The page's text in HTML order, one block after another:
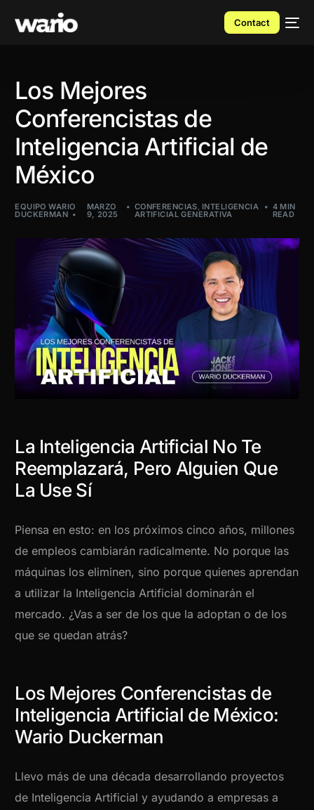
Contact
Los Mejores
Conferencistas de
Inteligencia Artificial de
México
EQUIPO WARIO
DUCKERMAN
MARZO
9, 2025
CONFERENCIAS, INTELIGENCIA
ARTIFICIAL GENERATIVA
4 MIN
READ
La Inteligencia Artificial No Te
Reemplazará, Pero Alguien Que
La Use Sí
Piensa en esto: en los próximos cinco años, millones
de empleos cambiarán radicalmente. No porque las
máquinas los eliminen, sino porque quienes aprendan
a utilizar la Inteligencia Artificial dominarán el
mercado. ¿Vas a ser de los que la adoptan o de los
que se quedan atrás?
Los Mejores Conferencistas de
Inteligencia Artificial de México:
Wario Duckerman
Llevo más de una década desarrollando proyectos
de Inteligencia Artificial y ayudando a empresas a